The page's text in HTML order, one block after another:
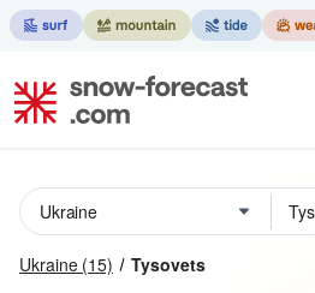
Ukraine (15) Tysovets